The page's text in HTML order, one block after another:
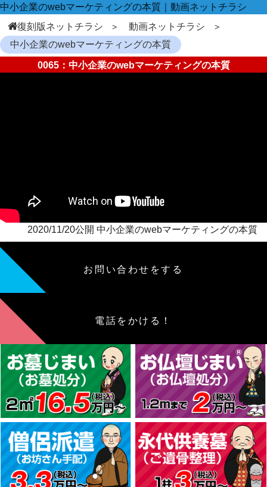
中小企業のwebマーケティングの本質｜動画ネットチラシ
復刻版ネットチラシ
動画ネットチラシ
中小企業のwebマーケティングの本質
0065：中小企業のwebマーケティングの本質
2020/11/20公開 中小企業のwebマーケティングの本質
お問い合わせをする
電話をかける！